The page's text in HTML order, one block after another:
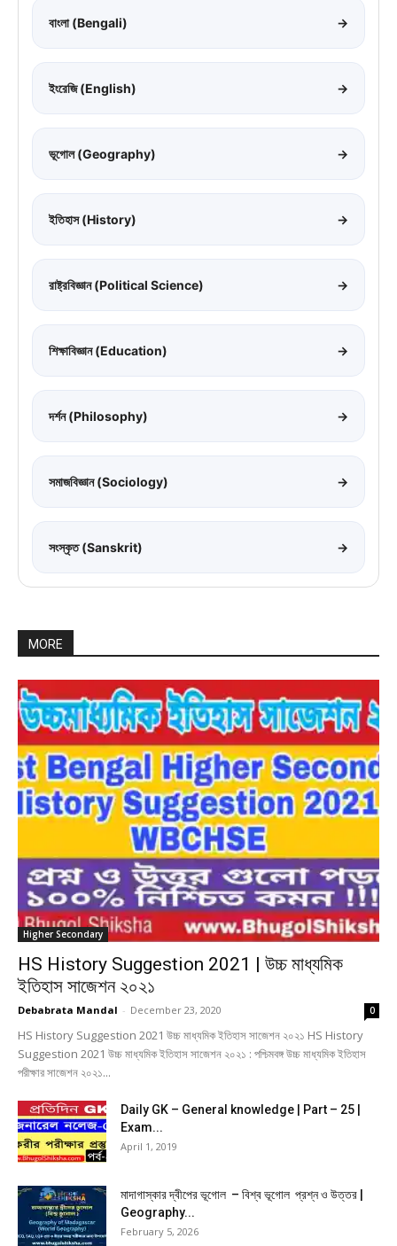
বাংলা (Bengali) →
ইংরেজি (English) →
ভূগোল (Geography) →
ইতিহাস (History) →
রাষ্ট্রবিজ্ঞান (Political Science) →
শিক্ষাবিজ্ঞান (Education) →
দর্শন (Philosophy) →
সমাজবিজ্ঞান (Sociology) →
সংস্কৃত (Sanskrit) →
MORE
Higher Secondary
HS History Suggestion 2021 | উচ্চ মাধ্যমিক
ইতিহাস সাজেশন ২০২১
Debabrata Mandal - December 23, 2020 0
HS History Suggestion 2021 উচ্চ মাধ্যমিক ইতিহাস সাজেশন ২০২১ HS History
Suggestion 2021 উচ্চ মাধ্যমিক ইতিহাস সাজেশন ২০২১ : পশ্চিমবঙ্গ উচ্চ মাধ্যমিক ইতিহাস
পরীক্ষার সাজেশন ২০২১...
Daily GK – General knowledge | Part – 25 |
Exam...
April 1, 2019
মাদাগাস্কার দ্বীপের ভূগোল – বিশ্ব ভূগোল প্রশ্ন ও উত্তর |
Geography...
February 5, 2026